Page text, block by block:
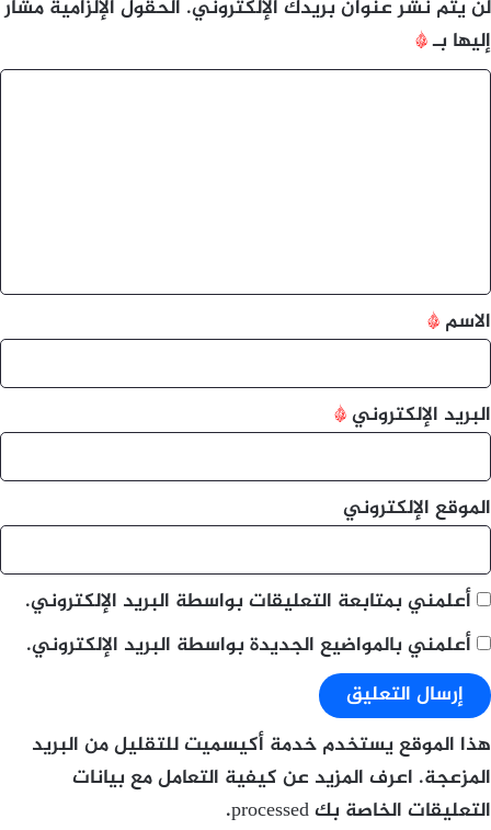
لن يتم نشر عنوان بريدك الإلكتروني. الحقول الإلزامية مشار
إليها بـ*
ق
*
الاسم *
البريد الإلكتروني*
الموقع الإلكتروني
أعلمني بمتابعة التعليقات بواسطة البريد الإلكتروني.
أعلمني بالمواضيع الجديدة بواسطة البريد الإلكتروني.
هذا الموقع يستخدم خدمة أكيسميت للتقليل من البريد
المزعجة. اعرف المزيد عن كيفية التعامل مع بيانات
التعليقات الخاصة بك processed
.